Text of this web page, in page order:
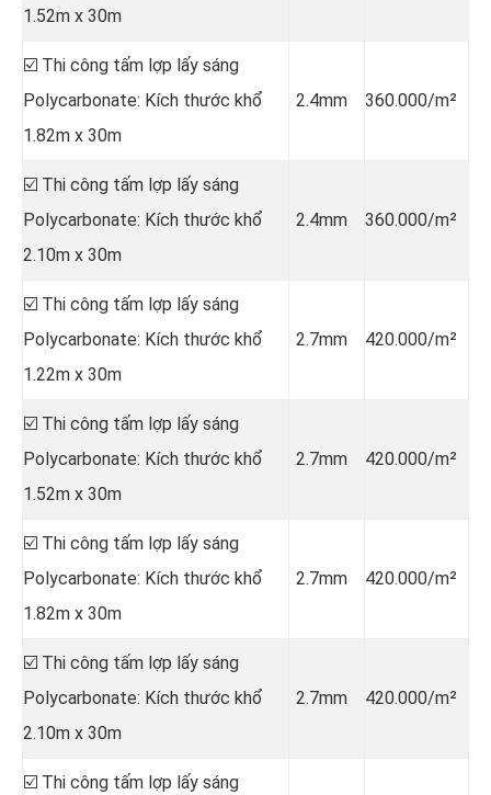
1.52m x 30m
☑️ Thi công tấm lợp lấy sáng
Polycarbonate: Kích thước khổ
1.82m x 30m
2.4mm 360.000/m²
☑️ Thi công tấm lợp lấy sáng
Polycarbonate: Kích thước khổ
2.10m x 30m
2.4mm 360.000/m²
☑️ Thi công tấm lợp lấy sáng
Polycarbonate: Kích thước khổ
1.22m x 30m
2.7mm 420.000/m²
☑️ Thi công tấm lợp lấy sáng
Polycarbonate: Kích thước khổ
1.52m x 30m
2.7mm 420.000/m²
☑️ Thi công tấm lợp lấy sáng
Polycarbonate: Kích thước khổ
1.82m x 30m
2.7mm 420.000/m²
☑️ Thi công tấm lợp lấy sáng
Polycarbonate: Kích thước khổ
2.10m x 30m
2.7mm 420.000/m²
☑️ Thi công tấm lợp lấy sáng